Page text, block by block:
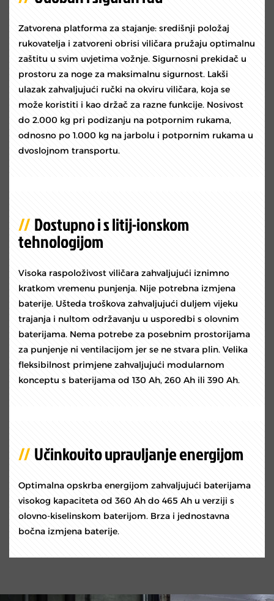
Zatvorena platforma za stajanje: središnji položaj
rukovatelja i zatvoreni obrisi viličara pružaju optimalnu
zaštitu u svim uvjetima vožnje. Sigurnosni prekidač u
prostoru za noge za maksimalnu sigurnost. Lakši
ulazak zahvaljujući ručki na okviru viličara, koja se
može koristiti i kao držač za razne funkcije. Nosivost
do 2.000 kg pri podizanju na potpornim rukama,
odnosno po 1.000 kg na jarbolu i potpornim rukama u
dvoslojnom transportu.
Dostupno i s litij-ionskom
tehnologijom
Visoka raspoloživost viličara zahvaljujući iznimno
kratkom vremenu punjenja. Nije potrebna izmjena
baterije. Ušteda troškova zahvaljujući duljem vijeku
trajanja i nultom održavanju u usporedbi s olovnim
baterijama. Nema potrebe za posebnim prostorijama
za punjenje ni ventilacijom jer se ne stvara plin. Velika
fleksibilnost primjene zahvaljujući modularnom
konceptu s baterijama od 130 Ah, 260 Ah ili 390 Ah.
Učinkovito upravljanje energijom
Optimalna opskrba energijom zahvaljujući baterijama
visokog kapaciteta od 360 Ah do 465 Ah u verziji s
olovno-kiselinskom baterijom. Brza i jednostavna
bočna izmjena baterije.